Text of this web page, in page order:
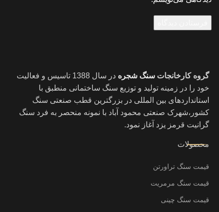
گروه کارخانجاتسنگ شجره
در سال 1388 تاسیس و فعالیت
خود را در زمینه تولید و توزیع سنگ ساختمانی منطبق با
استانداردهای بین المللی در بزرگترین قطب صنعتی سنگ
کشور،شهرک صنعتی محمود آباد با نمونه منحصر به فرد سنگ
گرانیت قرمز یزد آغاز نمود.
محصولات
قیمت سنگ تراورتن
قیمت سنگ مرمریت
قیمت سنگ چینی